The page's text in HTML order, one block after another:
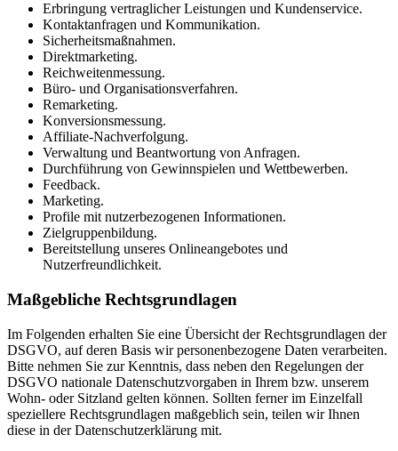
Erbringung vertraglicher Leistungen und Kundenservice.
Kontaktanfragen und Kommunikation.
Sicherheitsmaßnahmen.
Direktmarketing.
Reichweitenmessung.
Büro- und Organisationsverfahren.
Remarketing.
Konversionsmessung.
Affiliate-Nachverfolgung.
Verwaltung und Beantwortung von Anfragen.
Durchführung von Gewinnspielen und Wettbewerben.
Feedback.
Marketing.
Profile mit nutzerbezogenen Informationen.
Zielgruppenbildung.
Bereitstellung unseres Onlineangebotes und
Nutzerfreundlichkeit.
Maßgebliche Rechtsgrundlagen
Im Folgenden erhalten Sie eine Übersicht der Rechtsgrundlagen der
DSGVO, auf deren Basis wir personenbezogene Daten verarbeiten.
Bitte nehmen Sie zur Kenntnis, dass neben den Regelungen der
DSGVO nationale Datenschutzvorgaben in Ihrem bzw. unserem
Wohn- oder Sitzland gelten können. Sollten ferner im Einzelfall
speziellere Rechtsgrundlagen maßgeblich sein, teilen wir Ihnen
diese in der Datenschutzerklärung mit.